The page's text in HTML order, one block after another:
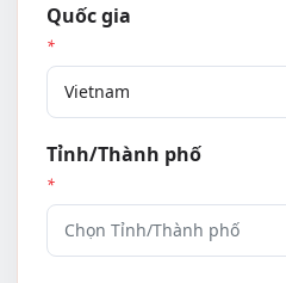
Quốc gia
*
Vietnam
Tỉnh/Thành phố
*
Chọn Tỉnh/Thành phố